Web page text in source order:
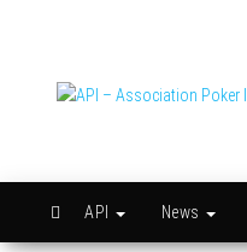
API News